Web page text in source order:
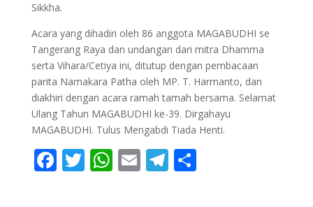
Sikkha.
Acara yang dihadiri oleh 86 anggota MAGABUDHI se
Tangerang Raya dan undangan dari mitra Dhamma
serta Vihara/Cetiya ini, ditutup dengan pembacaan
parita Namakara Patha oleh MP. T. Harmanto, dan
diakhiri dengan acara ramah tamah bersama. Selamat
Ulang Tahun MAGABUDHI ke-39. Dirgahayu
MAGABUDHI. Tulus Mengabdi Tiada Henti.
F T W E T S